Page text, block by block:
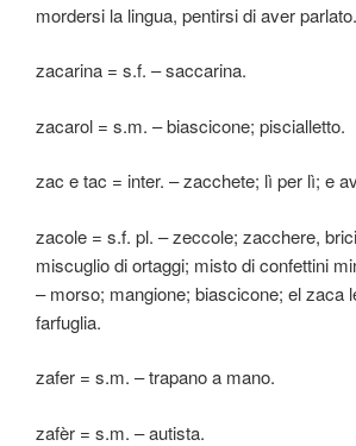
mordersi la lingua, pentirsi di aver parlato.
zacarina = s.f. – saccarina.
zacarol = s.m. – biascicone; piscialletto.
zac e tac = inter. – zacchete; lì per lì; e
zacole = s.f. pl. – zeccole; zacchere,
miscuglio di ortaggi; misto di confettini
– morso; mangione; biascicone; el zaca
farfuglia.
zafer = s.m. – trapano a mano.
zafèr = s.m. – autista.